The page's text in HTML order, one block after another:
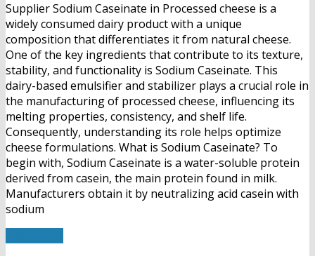
Supplier Sodium Caseinate in Processed cheese is a
widely consumed dairy product with a unique
composition that differentiates it from natural cheese.
One of the key ingredients that contribute to its texture,
stability, and functionality is Sodium Caseinate. This
dairy-based emulsifier and stabilizer plays a crucial role in
the manufacturing of processed cheese, influencing its
melting properties, consistency, and shelf life.
Consequently, understanding its role helps optimize
cheese formulations. What is Sodium Caseinate? To
begin with, Sodium Caseinate is a water-soluble protein
derived from casein, the main protein found in milk.
Manufacturers obtain it by neutralizing acid casein with
sodium